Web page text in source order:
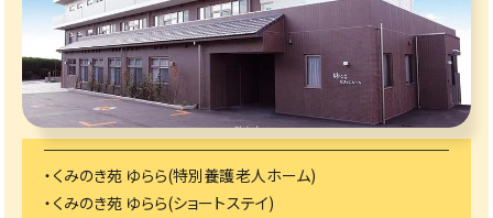
・くみのき苑 ゆらら(特別養護老人ホーム)
・くみのき苑 ゆらら(ショートステイ)